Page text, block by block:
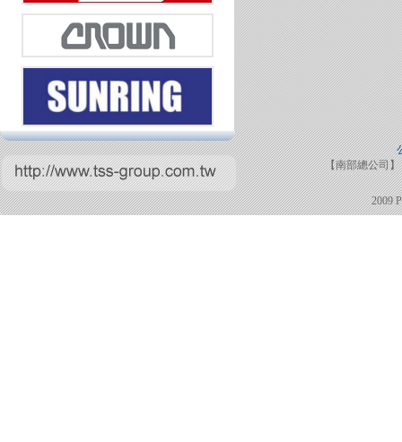
【南部總公司
2009